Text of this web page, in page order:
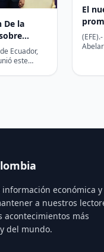
De la
Ecuador,
este
El
un
económica y
a nuestros
acontecimientos más
del mundo.